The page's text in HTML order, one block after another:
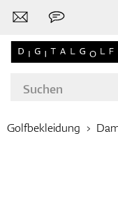
Golfbekleidung